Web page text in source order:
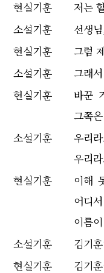
현실기훈
저는
소설기훈
선생
현실기훈
그럼
소설기훈
그래
현실기훈
바꾼
그쪽
소설기훈
우리
우리
현실기훈
이해
어디
이름
소설기훈
김기
현실기훈
김기